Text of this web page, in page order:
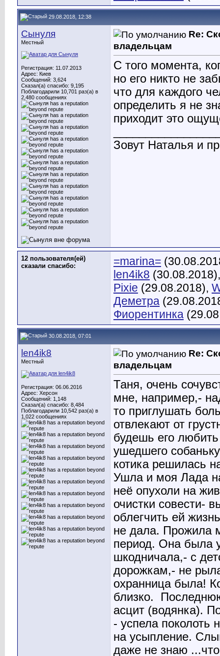
29.08.2018, 12:38
Сынуля
Местный
Регистрация: 11.07.2013
Адрес: Киев
Сообщений: 3,624
Сказал(а) спасибо: 9,195
Поблагодарили 10,701 раз(а) в
2,480 сообщениях
Re:
владельцам
С того момента,
но его никто не
что для каждого
определить я не
приходит это
Зовут Наталья и
12 пользователя(ей)
сказали cпасибо:
=marina=
len4ik8
Pixie (29.08.2018),
Деметра
Фиорентинка
30.08.2018, 07:01
len4ik8
Местный
Регистрация: 06.06.2016
Адрес: Херсон
Сообщений: 1,148
Сказал(а) спасибо: 8,484
Поблагодарили 10,542 раз(а) в
1,022 сообщениях
Re:
владельцам
Таня, очень
мне, например,-
то приглушать
отвлекают от
будешь его
ушедшего
котика решилась
Ушла и моя Лада
неё опухоли на
очистки совести-
облегчить ей
не дала. Прожила
период. Она была
шкодничала,- с
дорожкам,- не
охранница была!
близко.
асцит (водянка).
- успела поколоть
на усыпление.
даже не знаю